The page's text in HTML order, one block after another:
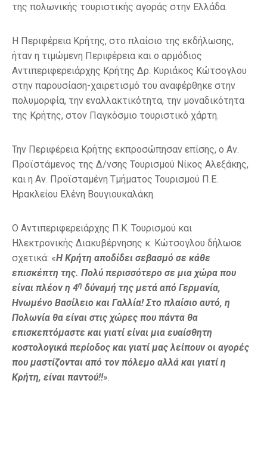
της πολωνικής τουριστικής αγοράς στην Ελλάδα.
Η Περιφέρεια Κρήτης, στο πλαίσιο της εκδήλωσης,
ήταν η τιμώμενη Περιφέρεια και ο αρμόδιος
Αντιπεριφερειάρχης Κρήτης Δρ. Κυριάκος Κώτσογλου
στην παρουσίαση-χαιρετισμό του αναφέρθηκε στην
πολυμορφία, την εναλλακτικότητα, την μοναδικότητα
της Κρήτης, στον Παγκόσμιο τουριστικό χάρτη.
Την Περιφέρεια Κρήτης εκπροσώπησαν επίσης, ο Αν.
Προϊστάμενος της Δ/νσης Τουρισμού Νίκος Αλεξάκης,
και η Αν. Προϊσταμένη Τμήματος Τουρισμού Π.Ε.
Ηρακλείου Ελένη Βουγιουκαλάκη.
Ο Αντιπεριφερειάρχης Π.Κ. Τουρισμού και
Ηλεκτρονικής Διακυβέρνησης κ. Κώτσογλου δήλωσε
σχετικά: «Η Κρήτη αποδίδει σεβασμό σε κάθε
επισκέπτη της. Πολύ περισσότερο σε μια χώρα που
είναι πλέον η 4η δύναμή της μετά από Γερμανία,
Ηνωμένο Βασίλειο και Γαλλία! Στο πλαίσιο αυτό, η
Πολωνία θα είναι στις χώρες που πάντα θα
επισκεπτόμαστε και γιατί είναι μια ευαίσθητη
κοστολογικά περίοδος και γιατί μας λείπουν οι αγορές
που μαστίζονται από τον πόλεμο αλλά και γιατί η
Κρήτη, είναι παντού!!».